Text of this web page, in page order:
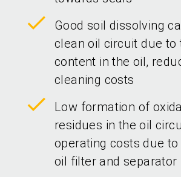
Good soil dissolving
clean oil circuit due to
content in the oil,
cleaning costs
Low formation of
residues in the oil
operating costs due to
oil filter and separator